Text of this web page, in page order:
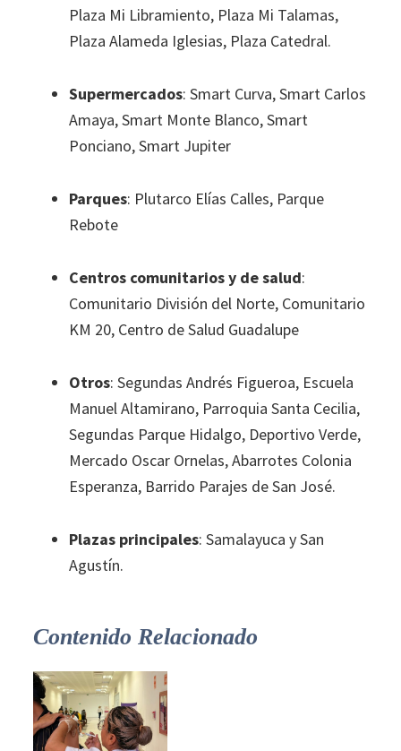
Plaza Mi Libramiento, Plaza Mi Talamas,
Plaza Alameda Iglesias, Plaza Catedral.
Supermercados: Smart Curva, Smart Carlos
Amaya, Smart Monte Blanco, Smart
Ponciano, Smart Jupiter
Parques: Plutarco Elías Calles, Parque
Rebote
Centros comunitarios y de salud:
Comunitario División del Norte, Comunitario
KM 20, Centro de Salud Guadalupe
Otros: Segundas Andrés Figueroa, Escuela
Manuel Altamirano, Parroquia Santa Cecilia,
Segundas Parque Hidalgo, Deportivo Verde,
Mercado Oscar Ornelas, Abarrotes Colonia
Esperanza, Barrido Parajes de San José.
Plazas principales: Samalayuca y San
Agustín.
Contenido Relacionado